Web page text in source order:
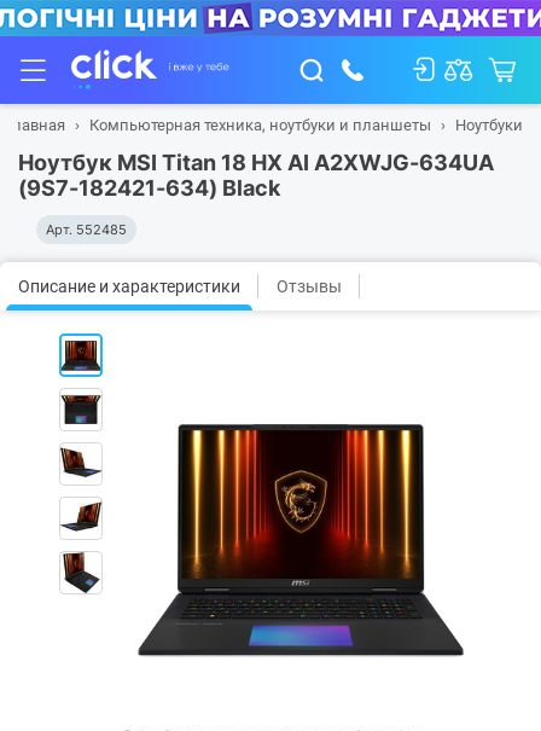
Главная Компьютерная техника, ноутбуки и планшеты Ноутбуки
Ноутбук MSI Titan 18 HX AI A2XWJG-634UA
(9S7-182421-634) Black
Арт. 552485
Описание и характеристики Отзывы